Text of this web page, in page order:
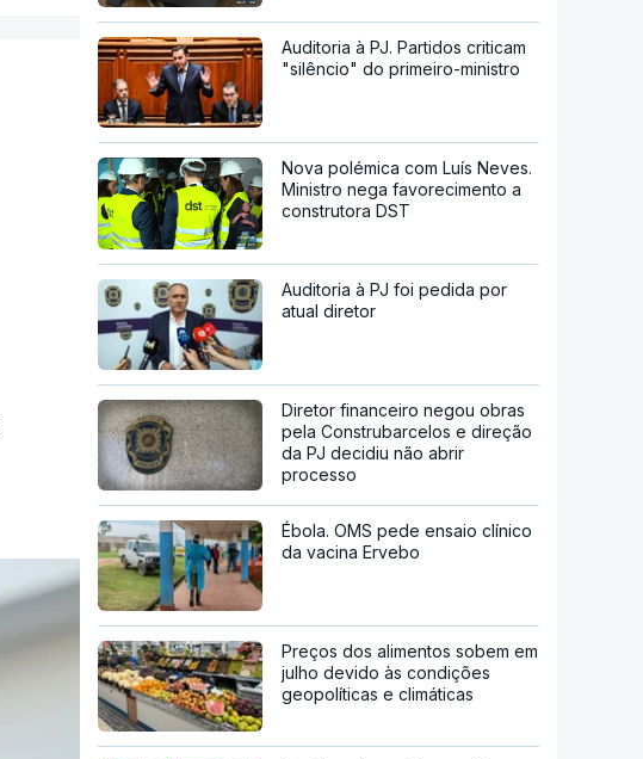
Auditoria à PJ. Partidos criticam
"silêncio" do primeiro-ministro
Nova polémica com Luís Neves.
Ministro nega favorecimento a
construtora DST
Auditoria à PJ foi pedida por
atual diretor
Diretor financeiro negou obras
pela Construbarcelos e direção
da PJ decidiu não abrir
processo
Ébola. OMS pede ensaio clínico
da vacina Ervebo
Preços dos alimentos sobem em
julho devido às condições
geopolíticas e climáticas